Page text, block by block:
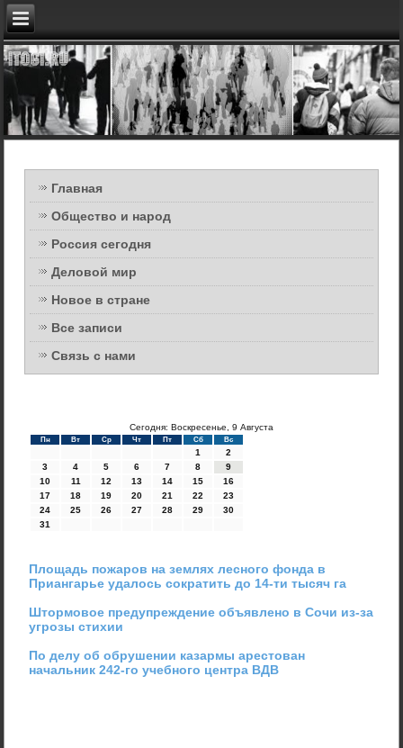
Главная
Общество и народ
Россия сегодня
Деловой мир
Новое в стране
Все записи
Связь с нами
Сегодня: Воскресенье, 9 Августа
Пн Вт Ср Чт Пт Сб Вс
1
2
3
4 5 6 7 8
9
10
11 12 13 14 15
16
17
18 19 20 21 22
23
24
25 26 27 28 29
30
31
Площадь пожаров на землях лесного фонда в
Приангарье удалось сократить до 14-ти тысяч га
Штормовое предупреждение объявлено в Сочи из-за
угрозы стихии
По делу об обрушении казармы арестован
начальник 242-го учебного центра ВДВ